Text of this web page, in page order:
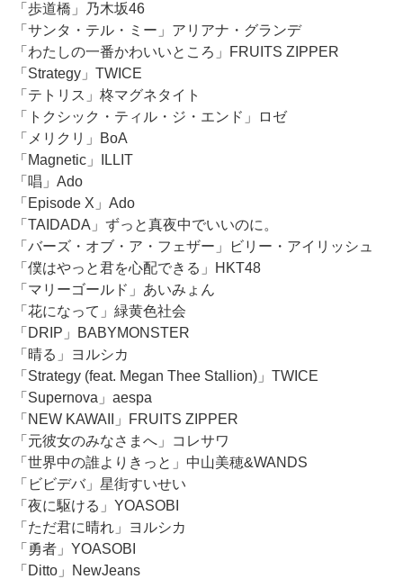
「歩道橋」乃木坂46
「サンタ・テル・ミー」アリアナ・グランデ
「わたしの一番かわいいところ」FRUITS ZIPPER
「Strategy」TWICE
「テトリス」柊マグネタイト
「トクシック・ティル・ジ・エンド」ロゼ
「メリクリ」BoA
「Magnetic」ILLIT
「唱」Ado
「Episode X」Ado
「TAIDADA」ずっと真夜中でいいのに。
「バーズ・オブ・ア・フェザー」ビリー・アイリッシュ
「僕はやっと君を心配できる」HKT48
「マリーゴールド」あいみょん
「花になって」緑黄色社会
「DRIP」BABYMONSTER
「晴る」ヨルシカ
「Strategy (feat. Megan Thee Stallion)」TWICE
「Supernova」aespa
「NEW KAWAII」FRUITS ZIPPER
「元彼女のみなさまへ」コレサワ
「世界中の誰よりきっと」中山美穂&WANDS
「ビビデバ」星街すいせい
「夜に駆ける」YOASOBI
「ただ君に晴れ」ヨルシカ
「勇者」YOASOBI
「Ditto」NewJeans